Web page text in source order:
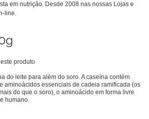
em nutrição. Desde 2008 nas nossas Lojas e
line.
produto
do leite para além do soro. A caseína contém
aminoácidos essenciais de cadeia ramificada (os
do que o soro), o aminoácido em forma livre
humano.